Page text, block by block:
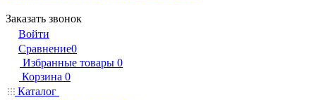
Заказать звонок
Войти
Сравнение0
Избранные товары 0
Корзина 0
Каталог